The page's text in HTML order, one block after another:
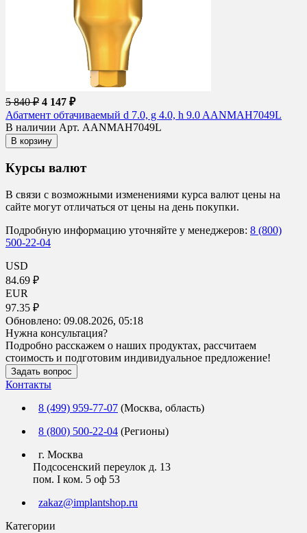
5 840 ₽ 4 147 ₽
Абатмент обтачиваемый d 7.0, g 4.0, h 9.0 AANMAH7049L
В наличии Арт. AANMAH7049L
В корзину
Курсы валют
В связи с возможными изменениями курса валют цены на
сайте могут отличаться от цены на день покупки.
Подробную информацию уточняйте у менеджеров: 8 (800)
500-22-04
USD
84.69 ₽
EUR
97.35 ₽
Обновлено: 09.08.2026, 05:18
Нужна консультация?
Подробно расскажем о наших продуктах, рассчитаем
стоимость и подготовим индивидуальное предложение!
Задать вопрос
Контакты
8 (499) 959-77-07 (Москва, область)
8 (800) 500-22-04 (Регионы)
г. Москва
Подсосенский переулок д. 13
пом. I ком. 5 оф 53
zakaz@implantshop.ru
Категории